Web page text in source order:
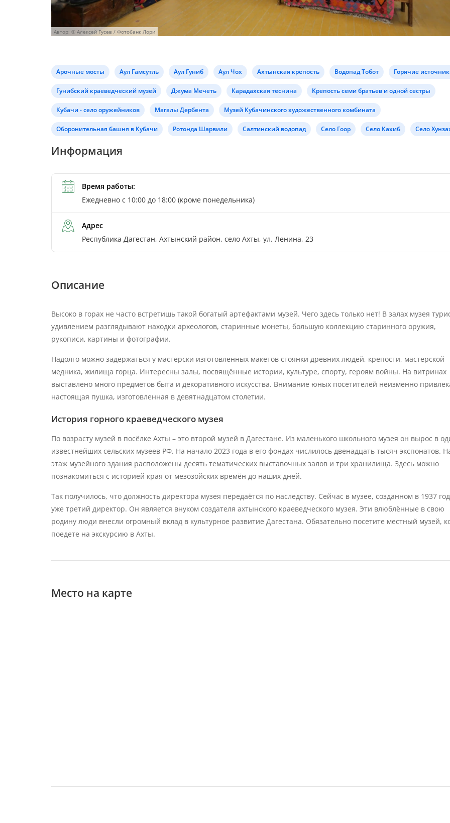
Автор: © Алексей Гусев / Фотобанк Лори
Арочные мосты Аул Гамсутль Аул Гуниб Аул Чох Ахтынская крепость Водопад Тобот Горячие
Гунибский краеведческий музей Джума Мечеть Карадахская теснина Крепость семи братьев и одной сестры
Кубачи - село оружейников Магалы Дербента Музей Кубачинского художественного комбината
Оборонительная башня в Кубачи Ротонда Шарвили Салтинский водопад Село Гоор Село Кахиб Село
Информация
Время работы:
Ежедневно с 10:00 до 18:00 (кроме понедельника)
Адрес
Республика Дагестан, Ахтынский район, село Ахты, ул. Ленина, 23
Описание
Высоко в горах не часто встретишь такой богатый артефактами музей. Чего здесь только нет! В залах музея
удивлением разглядывают находки археологов, старинные монеты, большую коллекцию старинного оружия,
рукописи, картины и фотографии.
Надолго можно задержаться у мастерски изготовленных макетов стоянки древних людей, крепости, мастерской
медника, жилища горца. Интересны залы, посвящённые истории, культуре, спорту, героям войны. На витринах
выставлено много предметов быта и декоративного искусства. Внимание юных посетителей неизменно
настоящая пушка, изготовленная в девятнадцатом столетии.
История горного краеведческого музея
По возрасту музей в посёлке Ахты – это второй музей в Дагестане. Из маленького школьного музея он вырос в
известнейших сельских музеев РФ. На начало 2023 года в его фондах числилось двенадцать тысяч экспонатов.
этаж музейного здания расположены десять тематических выставочных залов и три хранилища. Здесь можно
познакомиться с историей края от мезозойских времён до наших дней.
Так получилось, что должность директора музея передаётся по наследству. Сейчас в музее, созданном в 1937
уже третий директор. Он является внуком создателя ахтынского краеведческого музея. Эти влюблённые в свою
родину люди внесли огромный вклад в культурное развитие Дагестана. Обязательно посетите местный музей,
поедете на экскурсию в Ахты.
Место на карте